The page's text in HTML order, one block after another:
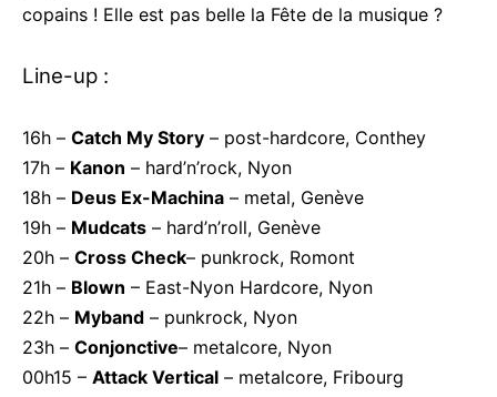
copains ! Elle est pas belle la Fête de la musique ?
Line-up :
16h – Catch My Story – post-hardcore, Conthey
17h – Kanon – hard’n’rock, Nyon
18h – Deus Ex-Machina – metal, Genève
19h – Mudcats – hard’n’roll, Genève
20h – Cross Check– punkrock, Romont
21h – Blown – East-Nyon Hardcore, Nyon
22h – Myband – punkrock, Nyon
23h – Conjonctive– metalcore, Nyon
00h15 – Attack Vertical – metalcore, Fribourg